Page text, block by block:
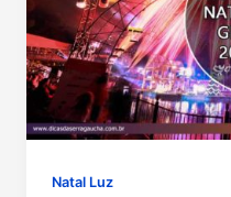
Natal Luz